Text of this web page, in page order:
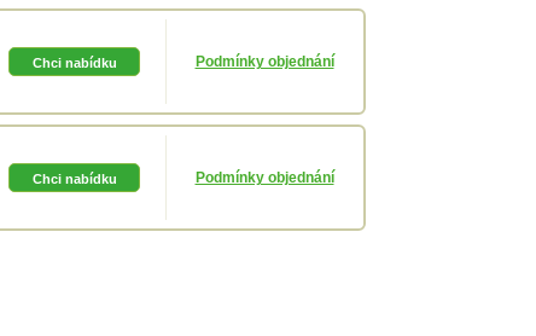
Podmínky objednání
Podmínky objednání